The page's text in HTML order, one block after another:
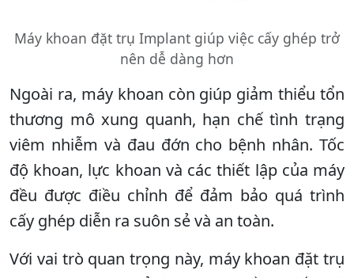
Máy khoan đặt trụ Implant giúp việc cấy ghép trở
nên dễ dàng hơn
Ngoài ra, máy khoan còn giúp giảm thiểu tổn
thương mô xung quanh, hạn chế tình trạng
viêm nhiễm và đau đớn cho bệnh nhân. Tốc
độ khoan, lực khoan và các thiết lập của máy
đều được điều chỉnh để đảm bảo quá trình
cấy ghép diễn ra suôn sẻ và an toàn.
Với vai trò quan trọng này, máy khoan đặt trụ